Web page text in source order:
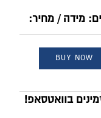
מידה / מחיר:
BUY NOW
בוואטסאפ!